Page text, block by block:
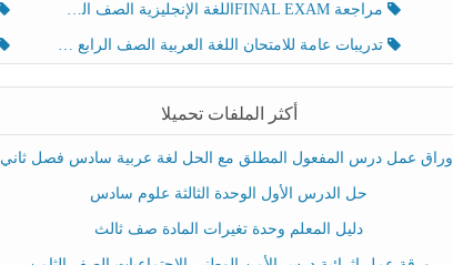
مراجعة FINAL EXAMاللغة الإنجليزية الصف الخامس الفصل الثالث
تدريبات عامة للامتحان اللغة العربية الصف الرابع الفصل الثالث
أكثر الملفات تحميلا
أوراق عمل درس المفعول المطلق مع الحل لغة عربية سادس فصل ثاني
حل الدرس الأول الوحدة الثالثة علوم سادس
دليل المعلم وحدة تغيرات المادة صف ثالث